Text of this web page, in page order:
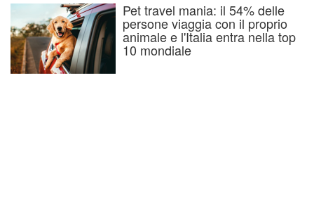
Pet travel mania: il 54% delle
persone viaggia con il proprio
animale e l'Italia entra nella top
10 mondiale